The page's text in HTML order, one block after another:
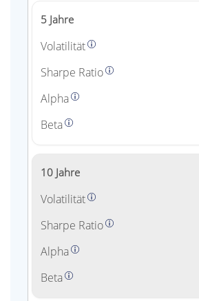
5 Jahre
Volatilität
Sharpe Ratio
Alpha
Beta
10 Jahre
Volatilität
Sharpe Ratio
Alpha
Beta